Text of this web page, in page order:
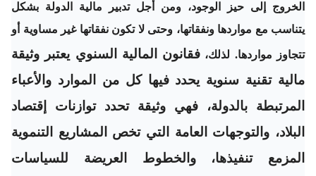
الخروج إلى حيز الوجود، ومن أجل تدبير مالية الدولة بشكل
يتناسب مع مواردها ونفقاتها، وحتى لا تكون نفقاتها غير مساوية أو
تتجاوز مواردها. لذلك، فقانون المالية السنوي يعتبر وثيقة
مالية تقنية سنوية يحدد فيها كل من الموارد والأعباء
المرتبطة بالدولة، فهي وثيقة تحدد توازنات إقتصاد
البلاد، والتوجهات العامة التي تخص المشاريع التنموية
المزمع تنفيذها، والخطوط العريضة للسياسات